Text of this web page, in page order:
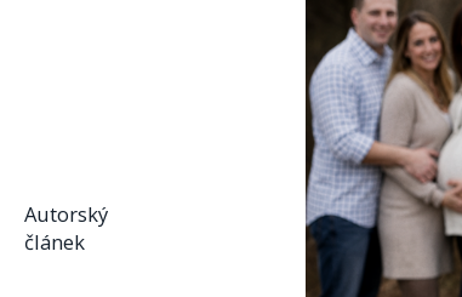
Autorský
článek